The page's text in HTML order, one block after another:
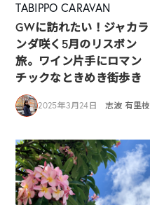
TABIPPO CARAVAN
GWに訪れたい！ジャカラ
ンダ咲く5月のリスボン
旅。ワイン片手にロマン
チックなときめき街歩き
2025年3月24日 志波 有里枝